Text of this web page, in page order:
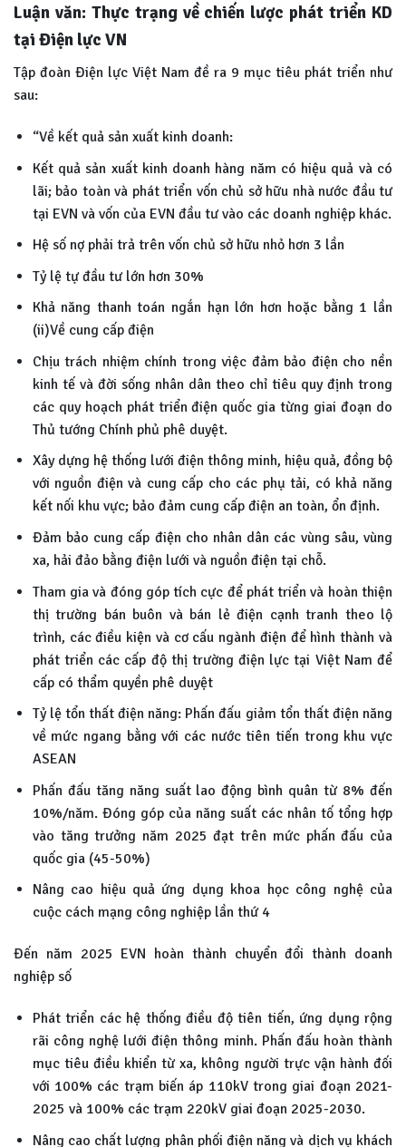
Luận văn: Thực trạng về chiến lược phát triển KD
tại Điện lực VN
Tập đoàn Điện lực Việt Nam đề ra 9 mục tiêu phát triển như
sau:
“Về kết quả sản xuất kinh doanh:
Kết quả sản xuất kinh doanh hàng năm có hiệu quả và có
lãi; bảo toàn và phát triển vốn chủ sở hữu nhà nước đầu tư
tại EVN và vốn của EVN đầu tư vào các doanh nghiệp khác.
Hệ số nợ phải trả trên vốn chủ sở hữu nhỏ hơn 3 lần
Tỷ lệ tự đầu tư lớn hơn 30%
Khả năng thanh toán ngắn hạn lớn hơn hoặc bằng 1 lần
(ii)Về cung cấp điện
Chịu trách nhiệm chính trong việc đảm bảo điện cho nền
kinh tế và đời sống nhân dân theo chỉ tiêu quy định trong
các quy hoạch phát triển điện quốc gia từng giai đoạn do
Thủ tướng Chính phủ phê duyệt.
Xây dựng hệ thống lưới điện thông minh, hiệu quả, đồng bộ
với nguồn điện và cung cấp cho các phụ tải, có khả năng
kết nối khu vực; bảo đảm cung cấp điện an toàn, ổn định.
Đảm bảo cung cấp điện cho nhân dân các vùng sâu, vùng
xa, hải đảo bằng điện lưới và nguồn điện tại chỗ.
Tham gia và đóng góp tích cực để phát triển và hoàn thiện
thị trường bán buôn và bán lẻ điện cạnh tranh theo lộ
trình, các điều kiện và cơ cấu ngành điện để hình thành và
phát triển các cấp độ thị trường điện lực tại Việt Nam để
cấp có thẩm quyền phê duyệt
Tỷ lệ tổn thất điện năng: Phấn đấu giảm tổn thất điện năng
về mức ngang bằng với các nước tiên tiến trong khu vực
ASEAN
Phấn đấu tăng năng suất lao động bình quân từ 8% đến
10%/năm. Đóng góp của năng suất các nhân tố tổng hợp
vào tăng trưởng năm 2025 đạt trên mức phấn đấu của
quốc gia (45-50%)
Nâng cao hiệu quả ứng dụng khoa học công nghệ của
cuộc cách mạng công nghiệp lần thứ 4
Đến năm 2025 EVN hoàn thành chuyển đổi thành doanh
nghiệp số
Phát triển các hệ thống điều độ tiên tiến, ứng dụng rộng
rãi công nghệ lưới điện thông minh. Phấn đấu hoàn thành
mục tiêu điều khiển từ xa, không người trực vận hành đối
với 100% các trạm biến áp 110kV trong giai đoạn 2021-
2025 và 100% các trạm 220kV giai đoạn 2025-2030.
Nâng cao chất lượng phân phối điện năng và dịch vụ khách